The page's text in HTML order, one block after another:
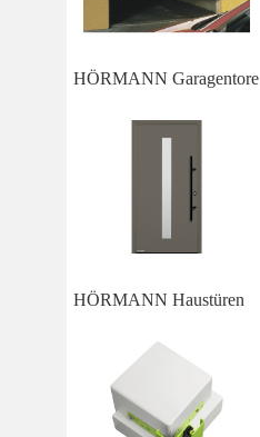
HÖRMANN Garagentore
HÖRMANN Haustüren